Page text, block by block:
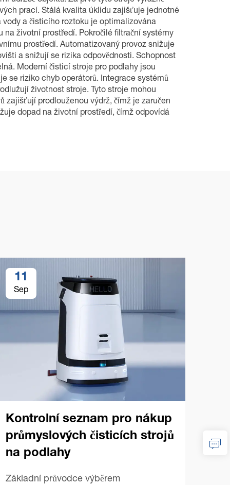
prací. Stálá kvalita úklidu zajišťuje jednotné
a čisticího roztoku je optimalizována
životní prostředí. Pokročilé filtrační systémy
prostředí. Automatizovaný provoz snižuje
a snižují se rizika odpovědnosti. Schopnost
Moderní čisticí stroje pro podlahy jsou
se riziko chyb operátorů. Integrace systémů
životnost stroje. Tyto stroje mohou
zajišťují prodlouženou výdrž, čímž je zaručen
dopad na životní prostředí, čímž odpovídá
11
Sep
Kontrolní seznam pro nákup
průmyslových čisticích strojů
na podlahy
Základní průvodce výběrem